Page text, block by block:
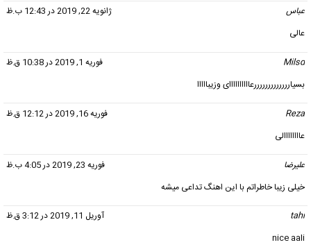
عباس
ژانویه 22, 2019 در 12:43 ب.ظ
عالی
Milsd
فوریه 1, 2019 در 10:38 ق.ظ
بسیارررررررررررررعاااااااااای وزیبااااا
Reza
فوریه 16, 2019 در 12:12 ق.ظ
عاااااااالی
علیرضا
فوریه 23, 2019 در 4:05 ب.ظ
خیلی زیبا خاطراتم با این اهنگ تداعی میشه
tahi
آوریل 11, 2019 در 3:12 ق.ظ
nice aali